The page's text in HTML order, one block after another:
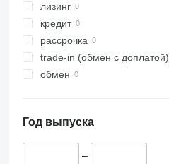
лизинг
кредит
рассрочка
trade-in (обмен с доплатой)
обмен
Год выпуска
–